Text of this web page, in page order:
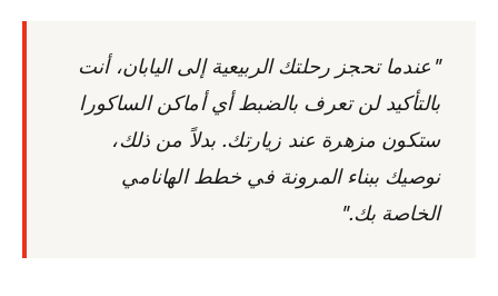
"عندما تحجز رحلتك الربيعية إلى اليابان، أنت
بالتأكيد لن تعرف بالضبط أي أماكن الساكورا
ستكون مزهرة عند زيارتك. بدلاً من ذلك،
نوصيك ببناء المرونة في خطط الهانامي
الخاصة بك."